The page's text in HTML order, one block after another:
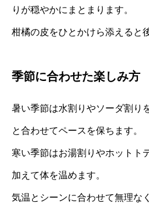
りが穏やかにまとまります。
柑橘の皮をひとかけら添えると
季節に合わせた楽しみ方
暑い季節は水割りやソーダ割り
と合わせてペースを保ちます。
寒い季節はお湯割りやホットト
加えて体を温めます。
気温とシーンに合わせて無理な